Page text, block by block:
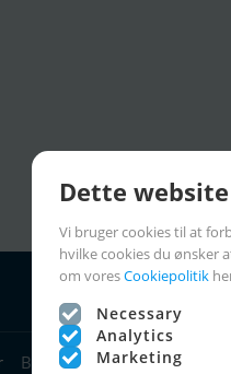
Bådforhandlere
Dette
Vi bruger cookies til at
hvilke cookies du ønsker
om voresCookiepolitik
Necessary
Analytics
Marketing